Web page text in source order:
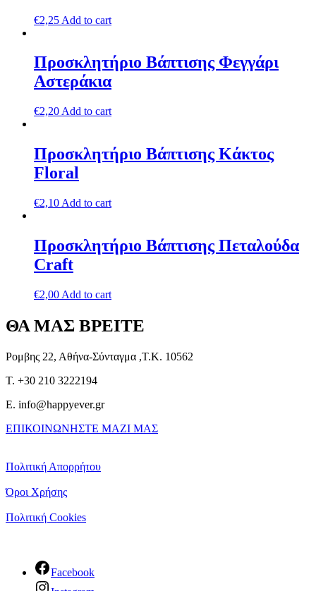
€2,25 Add to cart
Προσκλητήριο Βάπτισης Φεγγάρι
Αστεράκια
€2,20 Add to cart
Προσκλητήριο Βάπτισης Κάκτος
Floral
€2,10 Add to cart
Προσκλητήριο Βάπτισης Πεταλούδα
Craft
€2,00 Add to cart
ΘΑ ΜΑΣ ΒΡΕΙΤΕ
Ρομβης 22, Αθήνα-Σύνταγμα ,Τ.Κ. 10562
T. +30 210 3222194
E. info@happyever.gr
ΕΠΙΚΟΙΝΩΝΗΣΤΕ ΜΑΖΙ ΜΑΣ
Πολιτική Απορρήτου
Όροι Χρήσης
Πολιτική Cookies
Facebook